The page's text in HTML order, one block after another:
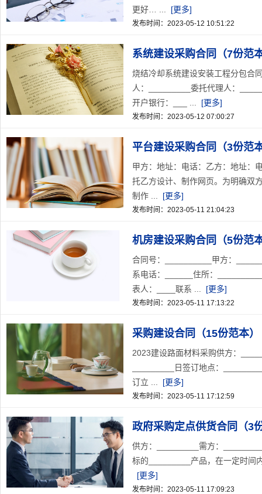
更好… ...
[更多]
发布时间：2023-05-12 10:51:22
系统建设采购合同（7份范
烧结冷却系统建设安装工程分包合
人：_________委托代理人：
开户银行：___ ...
[更多]
发布时间：2023-05-12 07:00:27
平台建设采购合同（3份范
甲方：地址：电话：乙方：地址：
托乙方设计、制作网页。为明确双
制作 ...
[更多]
发布时间：2023-05-11 21:04:23
机房建设采购合同（5份范
合同号：__________甲方：
系电话：______住所：
表人：____联系 ...
[更多]
发布时间：2023-05-11 17:13:22
采购建设合同（15份范本）
2023建设路面材料采购供方：
_________日签订地点：
订立 ...
[更多]
发布时间：2023-05-11 17:12:59
政府采购定点供货合同（3
供方：_________需方：
标的_________产品，在一定时间
[更多]
发布时间：2023-05-11 17:09:23